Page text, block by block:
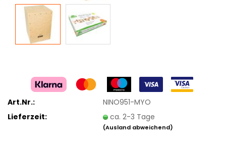
Art.Nr.:
NINO951-MYO
Lieferzeit:
ca. 2-3 Tage
(Ausland abweichend)